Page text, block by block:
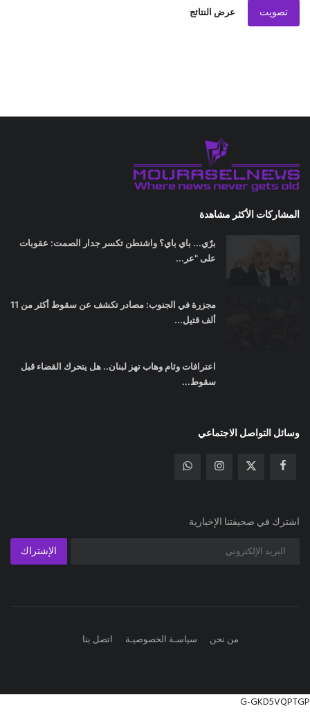
تصويت عرض النتائج
المشاركات الأكثر مشاهدة
برّي... باي باي؟ واشنطن تكسر جدار الصمت: عقوبات
على "عر...
مجزرة في الجنوب: مصادر تكشف عن سقوط أكثر من 11
ألف قتيل...
اعترافات وئام وهاب تهز لبنان.. هل يتحرك القضاء قبل
سقوط...
وسائل التواصل الاجتماعي
اشترك في صحيفتنا الإخبارية
الإشتراك
من نحن سياسـة الخصوصيـة اتصل بنا
G-GKD5VQPTGP